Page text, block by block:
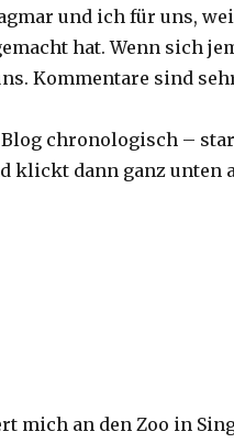
und ich für uns,
hat. Wenn sich
Kommentare sind
chronologisch –
klickt dann ganz unten
mich an den Zoo in